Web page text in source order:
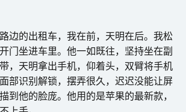
边的出租车，我在前，天明在后。我松
门坐进车里。他一如既往，坚持坐在副
，天明拿出手机，仰着头，双臂将手机
部识别解锁，摆弄很久，迟迟没能让屏
到他的脸庞。他用的是苹果的最新款，